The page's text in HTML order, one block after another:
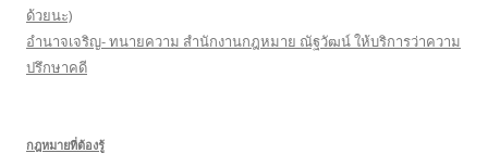
ด้วยนะ)
อำนาจเจริญ- ทนายความ สำนักงานกฎหมาย ณัฐวัฒน์ ให้บริการว่าความ
ปรึกษาคดี
กฎหมายที่ต้องรู้